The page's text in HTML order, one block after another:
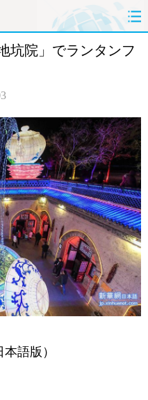
経済
写真
坑院」でランタンフ
語版）